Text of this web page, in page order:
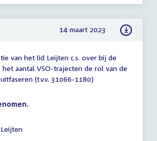
14 maart 2023
van het lid Leijten c.s. over bij de
het aantal VSO-trajecten de rol van de
(t.v.v. 31066-1180)
Leijten